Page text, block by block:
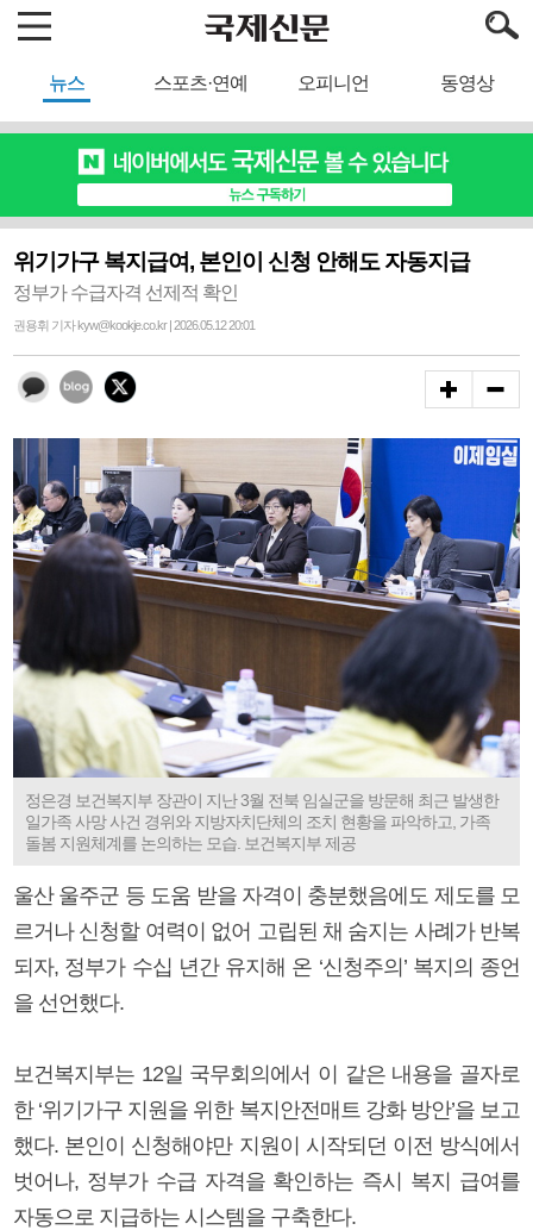
뉴스 스포츠·연예 오피니언 동영상
위기가구 복지급여, 본인이 신청 안해도 자동지급
정부가 수급자격 선제적 확인
권용휘 기자 kyw@kookje.co.kr | 2026.05.12 20:01
정은경 보건복지부 장관이 지난 3월 전북 임실군을 방문해 최근 발생한
일가족 사망 사건 경위와 지방자치단체의 조치 현황을 파악하고, 가족
돌봄 지원체계를 논의하는 모습. 보건복지부 제공
울산 울주군 등 도움 받을 자격이 충분했음에도 제도를 모
르거나 신청할 여력이 없어 고립된 채 숨지는 사례가 반복
되자, 정부가 수십 년간 유지해 온 ‘신청주의’ 복지의 종언
을 선언했다.
보건복지부는 12일 국무회의에서 이 같은 내용을 골자로
한 ‘위기가구 지원을 위한 복지안전매트 강화 방안’을 보고
했다. 본인이 신청해야만 지원이 시작되던 이전 방식에서
벗어나, 정부가 수급 자격을 확인하는 즉시 복지 급여를
자동으로 지급하는 시스템을 구축한다.